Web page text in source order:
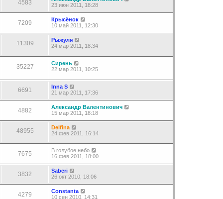
4583
23 июн 2011, 18:28
7209
Крысёнок
10 май 2011, 12:30
11309
Рыжуля
24 мар 2011, 18:34
35227
Сирень
22 мар 2011, 10:25
6691
Inna S
21 мар 2011, 17:36
4882
Александр Валентинович
15 мар 2011, 18:18
48955
Delfina
24 фев 2011, 16:14
7675
В голубое небо
16 фев 2011, 18:00
3832
Saberi
26 окт 2010, 18:06
4279
Constanta
10 сен 2010, 14:31